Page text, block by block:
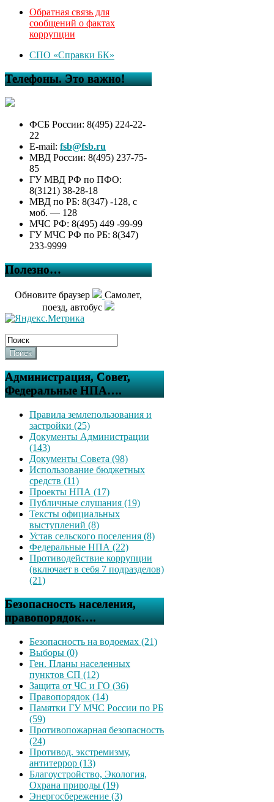
Обратная связь для
сообщений о фактах
коррупции
СПО «Справки БК»
Телефоны. Это важно!
ФСБ России: 8(495) 224-22-
22
E-mail: fsb@fsb.ru
МВД России: 8(495) 237-75-
85
ГУ МВД РФ по ПФО:
8(3121) 38-28-18
МВД по РБ: 8(347) -128, с
моб. — 128
МЧС РФ: 8(495) 449 -99-99
ГУ МЧС РФ по РБ: 8(347)
233-9999
Полезно…
Обновите браузер
Самолет,
поезд, автобус
Поиск
Администрация, Совет,
Федеральные НПА….
Правила землепользования и
застройки (25)
Документы Администрации
(143)
Документы Совета (98)
Использование бюджетных
средств (11)
Проекты НПА (17)
Публичные слушания (19)
Тексты официальных
выступлений (8)
Устав сельского поселения (8)
Федеральные НПА (22)
Противодействие коррупции
(включает в себя 7 подразделов)
(21)
Безопасность населения,
правопорядок….
Безопасность на водоемах (21)
Выборы (0)
Ген. Планы населенных
пунктов СП (12)
Защита от ЧС и ГО (36)
Правопорядок (14)
Памятки ГУ МЧС России по РБ
(59)
Противопожарная безопасность
(24)
Противод. экстремизму,
антитеррор (13)
Благоустройство, Экология,
Охрана природы (19)
Энергосбережение (3)